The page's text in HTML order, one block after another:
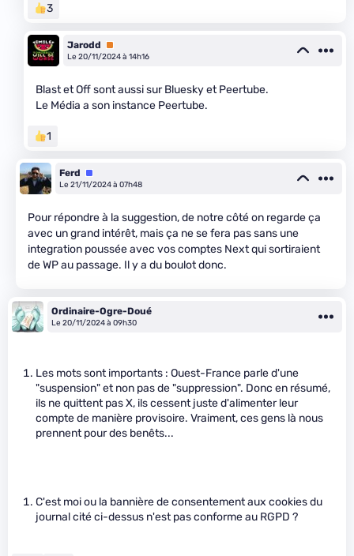
3
Jarodd
Premium
Le 20/11/2024 à 14h16
Blast et Off sont aussi sur Bluesky et Peertube.
Le Média a son instance Peertube.
1
Ferd
Équipe
Le 21/11/2024 à 07h48
Pour répondre à la suggestion, de notre côté on regarde ça
avec un grand intérêt, mais ça ne se fera pas sans une
integration poussée avec vos comptes Next qui sortiraient
de WP au passage. Il y a du boulot donc.
Ordinaire-Ogre-Doué
Le 20/11/2024 à 09h30
Les mots sont importants : Ouest-France parle d'une
"suspension" et non pas de "suppression". Donc en résumé,
ils ne quittent pas X, ils cessent juste d'alimenter leur
compte de manière provisoire. Vraiment, ces gens là nous
prennent pour des benêts...
C'est moi ou la bannière de consentement aux cookies du
journal cité ci-dessus n'est pas conforme au RGPD ?